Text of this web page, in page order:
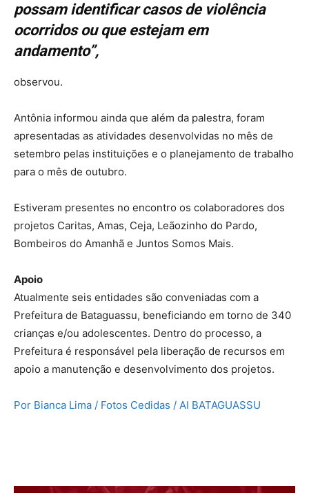
possam identificar casos de violência
ocorridos ou que estejam em
andamento”,
observou.
Antônia informou ainda que além da palestra, foram
apresentadas as atividades desenvolvidas no mês de
setembro pelas instituições e o planejamento de trabalho
para o mês de outubro.
Estiveram presentes no encontro os colaboradores dos
projetos Caritas, Amas, Ceja, Leãozinho do Pardo,
Bombeiros do Amanhã e Juntos Somos Mais.
Apoio
Atualmente seis entidades são conveniadas com a
Prefeitura de Bataguassu, beneficiando em torno de 340
crianças e/ou adolescentes. Dentro do processo, a
Prefeitura é responsável pela liberação de recursos em
apoio a manutenção e desenvolvimento dos projetos.
Por Bianca Lima / Fotos Cedidas / AI BATAGUASSU